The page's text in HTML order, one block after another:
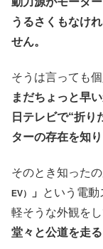
うるさくもなけ
せん。
そうは言っても
まだちょっと早い
日テレビで“折り
ターの存在を知
そのとき知った
EV）
」
という電
軽そうな外観を
堂々と公道を走